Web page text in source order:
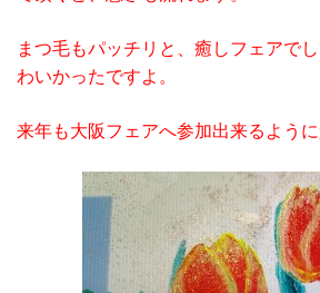
まつ毛もパッチリと、癒しフェアで
わいかったですよ。
来年も大阪フェアへ参加出来るように